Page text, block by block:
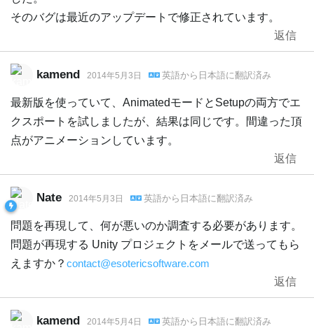
そのバグは最近のアップデートで修正されています。
返信
kamend 2014年5月3日 英語から 日本語に翻訳済み
最新版を使っていて、AnimatedモードとSetupの両方でエ
クスポートを試しましたが、結果は同じです。間違った頂
点がアニメーションしています。
返信
Nate 2014年5月3日 英語から 日本語に翻訳済み
問題を再現して、何が悪いのか調査する必要があります。
問題が再現する Unity プロジェクトをメールで送ってもら
えますか？ contact@esotericsoftware.com
返信
kamend 2014年5月4日 英語から 日本語に翻訳済み